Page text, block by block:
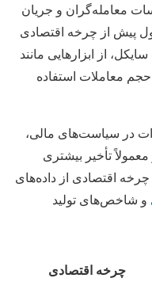
معامله‌گران و جریان
پیش از چرخه اقتصادی
از ابزارهایی مانند
حجم معاملات استفاده
در سیاست‌های مالی،
تأخیر بیشتری
اقتصادی از داده‌های
و شاخص‌های تولید
چرخه اقتصادی